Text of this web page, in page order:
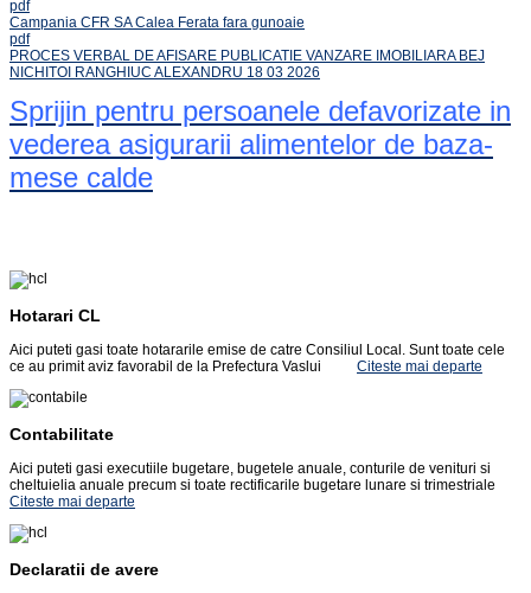
pdf
Campania CFR SA Calea Ferata fara gunoaie
pdf
PROCES VERBAL DE AFISARE PUBLICATIE VANZARE IMOBILIARA BEJ
NICHITOI RANGHIUC ALEXANDRU 18 03 2026
Sprijin pentru persoanele defavorizate in
vederea asigurarii alimentelor de baza-
mese calde
Hotarari CL
Aici puteti gasi toate hotararile emise de catre Consiliul Local. Sunt toate cele
ce au primit aviz favorabil de la Prefectura Vaslui Citeste mai departe
Contabilitate
Aici puteti gasi executiile bugetare, bugetele anuale, conturile de venituri si
cheltuielia anuale precum si toate rectificarile bugetare lunare si trimestriale
Citeste mai departe
Declaratii de avere